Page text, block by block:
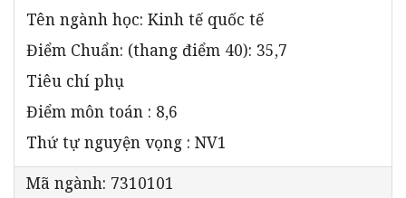
Tên ngành học: Kinh tế quốc tế
Điểm Chuẩn: (thang điểm 40): 35,7
Tiêu chí phụ
Điểm môn toán : 8,6
Thứ tự nguyện vọng : NV1
Mã ngành: 7310101